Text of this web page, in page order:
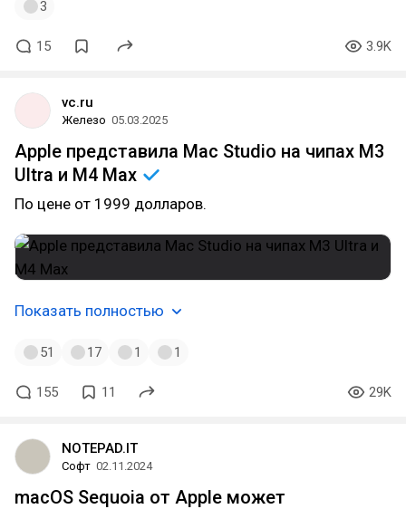
3
15 3.9K
vc.ru
Железо 05.03.2025
Apple представила Mac Studio на чипах M3
Ultra и M4 Max
По цене от 1999 долларов.
Показать полностью
51 17 1 1
155 11 29K
NOTEPAD.IT
Софт 02.11.2024
macOS Sequoia от Apple может